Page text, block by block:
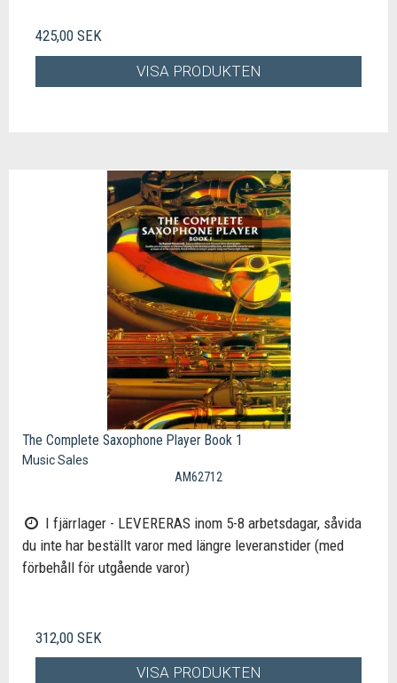
425,00 SEK
VISA PRODUKTEN
The Complete Saxophone Player Book 1
Music Sales
AM62712
I fjärrlager - LEVERERAS inom 5-8 arbetsdagar, såvida
du inte har beställt varor med längre leveranstider (med
förbehåll för utgående varor)
312,00 SEK
VISA PRODUKTEN